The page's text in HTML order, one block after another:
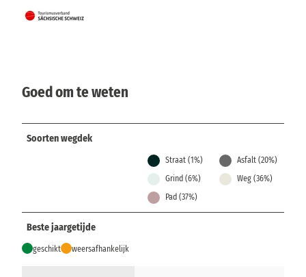
Goed om te weten
Soorten wegdek
Straat (1%)
Asfalt (20%)
Grind (6%)
Weg (36%)
Pad (37%)
Beste jaargetijde
geschikt weersafhankelijk